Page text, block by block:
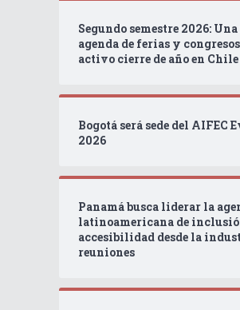
Segundo semestre 2026:
agenda de ferias y
activo cierre de año en Chile
Bogotá será sede del AIFEC
2026
Panamá busca liderar la
latinoamericana de
accesibilidad desde la
reuniones